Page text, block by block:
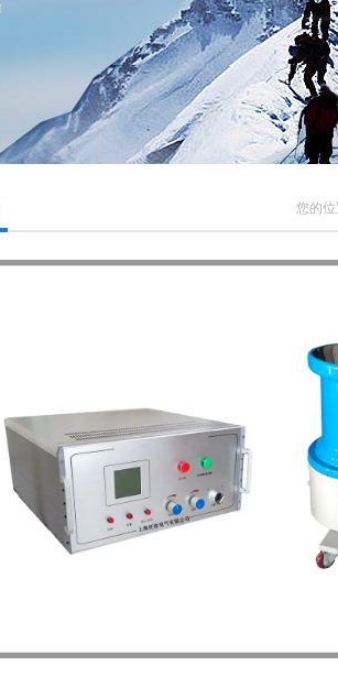
您的位